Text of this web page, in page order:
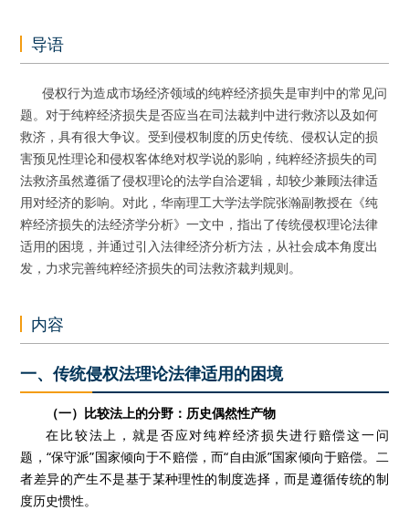
导语
侵权行为造成市场经济领域的纯粹经济损失是审判中的常见问
题。对于纯粹经济损失是否应当在司法裁判中进行救济以及如何
救济，具有很大争议。受到侵权制度的历史传统、侵权认定的损
害预见性理论和侵权客体绝对权学说的影响，纯粹经济损失的司
法救济虽然遵循了侵权理论的法学自洽逻辑，却较少兼顾法律适
用对经济的影响。对此，华南理工大学法学院张瀚副教授在《纯
粹经济损失的法经济学分析》一文中，指出了传统侵权理论法律
适用的困境，并通过引入法律经济分析方法，从社会成本角度出
发，力求完善纯粹经济损失的司法救济裁判规则。
内容
一、传统侵权法理论法律适用的困境
（一）比较法上的分野：历史偶然性产物
在比较法上，就是否应对纯粹经济损失进行赔偿这一问
题，“保守派”国家倾向于不赔偿，而“自由派”国家倾向于赔偿。二
者差异的产生不是基于某种理性的制度选择，而是遵循传统的制
度历史惯性。